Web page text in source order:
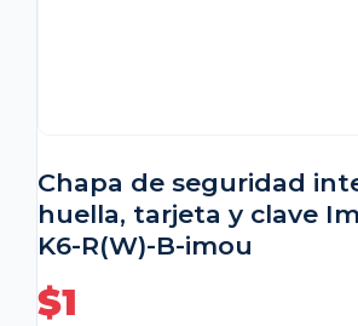
Chapa de seguridad
huella, tarjeta y clave
K6-R(W)-B-imou
$1